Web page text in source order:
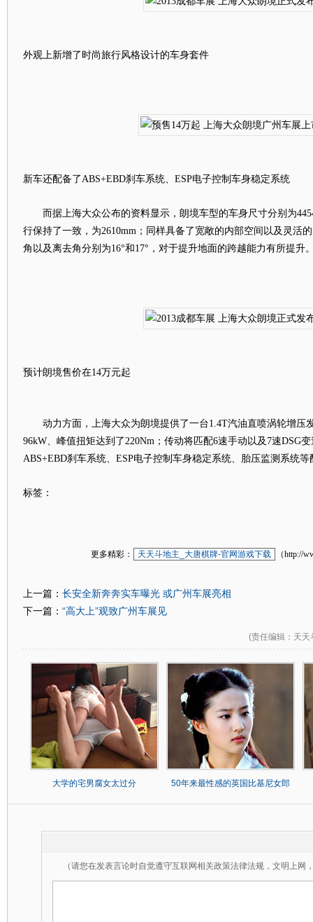
外观上新增了时尚旅行风格设计的车身套件
新车还配备了ABS+EBD刹车系统、ESP电子控制车身稳定系统
而据上海大众公布的资料显示，朗境车型的车身尺寸分别为
行保持了一致，为2610mm；同样具备了宽敞的内部空间以及灵活
角以及离去角分别为16°和17°，对于提升地面的跨越能力有所提升
预计朗境售价在14万元起
动力方面，上海大众为朗境提供了一台1.4T汽油直喷涡轮增压
96kW、峰值扭矩达到了220Nm；传动将匹配6速手动以及7速DSG
ABS+EBD刹车系统、ESP电子控制车身稳定系统、胎压监测系统等
标签：
更多精彩： 天天斗地主_大唐棋牌-官网游戏下载 （http://
上一篇： 长安全新奔奔实车曝光 或广州车展亮相
下一篇： “高大上”观致广州车展见
(责任编辑 ：天
大学的宅男腐女太过分 50年来最性感的英国比基尼女郎
（请您在发表言论时自觉遵守互联网相关政策法律法规，文明上网